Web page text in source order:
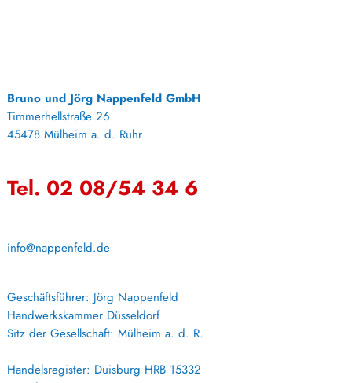
Bruno und Jörg Nappenfeld GmbH
Timmerhellstraße 26
45478 Mülheim a. d. Ruhr
Tel. 02 08/54 34 6
info@nappenfeld.de
Geschäftsführer: Jörg Nappenfeld
Handwerkskammer Düsseldorf
Sitz der Gesellschaft: Mülheim a. d. R.
Handelsregister: Duisburg HRB 15332